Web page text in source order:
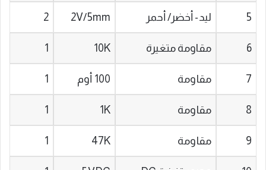
5 ليد- أخضر/ أحمر 2V/5mm
2
6 مقاومة متغيرة 10K
1
7 مقاومة 100 أوم 1
8 مقاومة 1K
1
9 مقاومة 47K
1